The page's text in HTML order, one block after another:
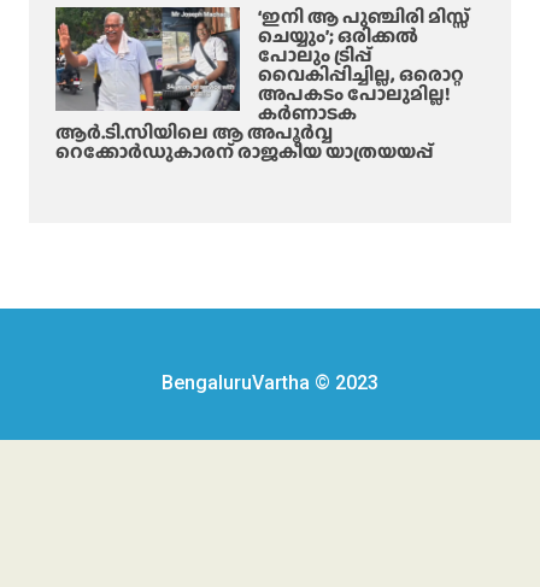
‘ഇനി ആ പുഞ്ചിരി മിസ്സ്
ചെയ്യും’; ഒരിക്കൽ
പോലും ട്രിപ്പ്
വൈകിപ്പിച്ചില്ല, ഒരൊറ്റ
അപകടം പോലുമില്ല!
കർണാടക
ആർ.ടി.സിയിലെ ആ അപൂർവ്വ
റെക്കോർഡുകാരന് രാജകീയ യാത്രയയപ്പ്
BengaluruVartha © 2023